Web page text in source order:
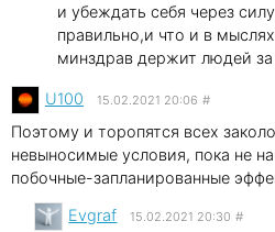
и убеждать себя через
правильно,и что и в
минздрав держит людей
U100 15.02.2021 20:06 #
Поэтому и торопятся всех
невыносимые условия, пока не
побочные-запланированные
Evgraf 15.02.2021 20:30 #